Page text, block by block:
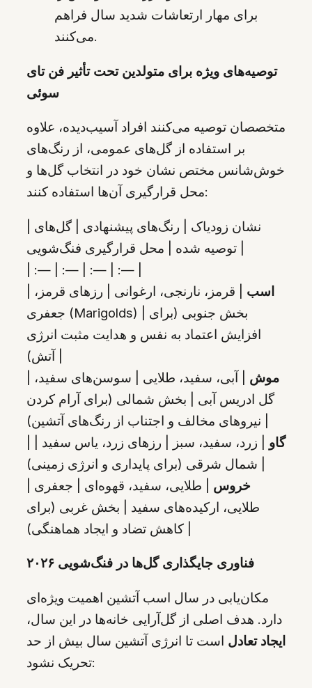
برای مهار ارتعاشات شدید سال فراهم
می‌کنند.
توصیه‌های ویژه برای متولدین تحت تأثیر فن تای
سوئی
متخصصان توصیه می‌کنند افراد آسیب‌دیده، علاوه
بر استفاده از گل‌های عمومی، از رنگ‌های
خوش‌شانس مختص نشان خود در انتخاب گل‌ها و
محل قرارگیری آن‌ها استفاده کنند:
| :— | :— | :— | :— |
اسب | قرمز، نارنجی، ارغوانی | رزهای قرمز،
جعفری (Marigolds) | بخش جنوبی (برای
افزایش اعتماد به نفس و هدایت مثبت انرژی
موش | آبی، سفید، طلایی | سوسن‌های سفید،
گل ادریس آبی | بخش شمالی (برای آرام کردن
گاو | زرد، سفید، سبز | رزهای زرد، یاس سفید |
خروس | طلایی، سفید، قهوه‌ای | جعفری
طلایی، ارکیده‌های سفید | بخش غربی (برای
فناوری جایگذاری گل‌ها در فنگ‌شویی ۲۰۲۶
مکان‌یابی در سال اسب آتشین اهمیت ویژه‌ای
دارد. هدف اصلی از گل‌آرایی خانه‌ها در این سال،
ایجاد تعادل است تا انرژی آتشین سال بیش ‌از حد
تحریک نشود: